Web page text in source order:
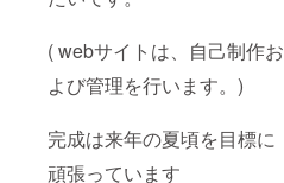
( webサイトは、自己制作お
よび管理を行います。)
完成は来年の夏頃を目標に
頑張っています